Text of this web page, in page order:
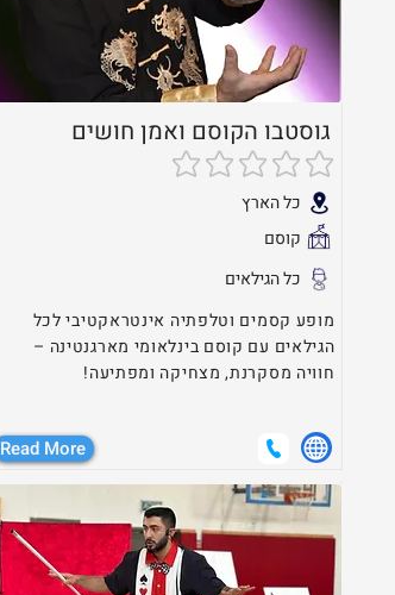
גוסטבו הקוסם ואמן חושים
אין עדיין דירוגים
כל הארץ
קוסם
כל הגילאים
מופע קסמים וטלפתיה אינטראקטיבי לכל
הגילאים עם קוסם בינלאומי מארגנטינה –
חוויה מסקרנת, מצחיקה ומפתיעה!
Read More